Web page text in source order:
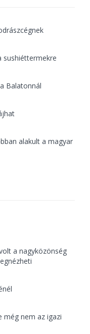
sushiéttermekre
Balatonnál
alakult a magyar
a nagyközönség
még nem az igazi